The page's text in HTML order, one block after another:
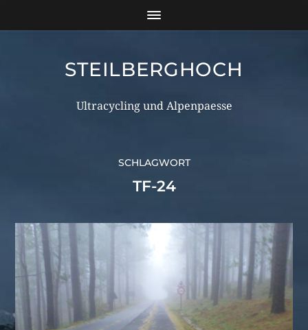
STEILBERGHOCH
Ultracycling und Alpenpaesse
SCHLAGWORT
TF-24